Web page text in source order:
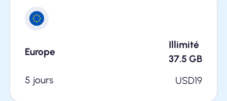
Europe
Illimité
37.5 GB
5 jours
USD19